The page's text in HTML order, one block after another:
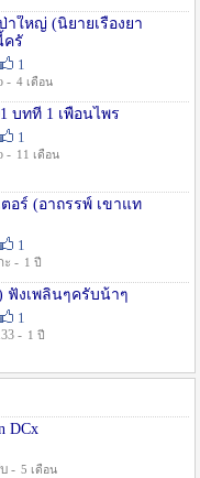
ใหญ่ (นิยายเรื่องยา
ครั
1
- 4 เดือน
บทที่ 1 เพื่อนไพร
1
- 11 เดือน
อร์ (อาถรรพ์ เขาแท
1
ะ - 1 ปี
ฟังเพลินๆครับน้าๆ
1
- 1 ปี
DCx
- 5 เดือน